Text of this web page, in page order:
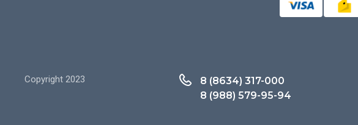
Copyright 2023
8 (8634) 317-000
8 (988) 579-95-94